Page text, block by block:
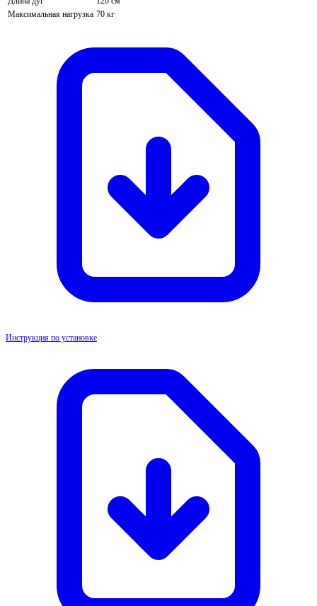
Максимальная нагрузка 70 кг
Инструкция по установке